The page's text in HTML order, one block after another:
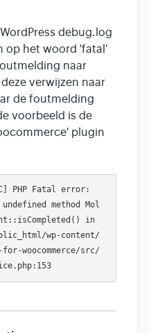
debug.log
op het woord 'fatal'
naar
verwijzen naar
de foutmelding
voorbeeld is de
plugin
PHP Fatal error:
method Mol
in
wp-content/
woocommerce/src/